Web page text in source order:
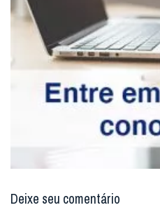
Deixe seu comentário